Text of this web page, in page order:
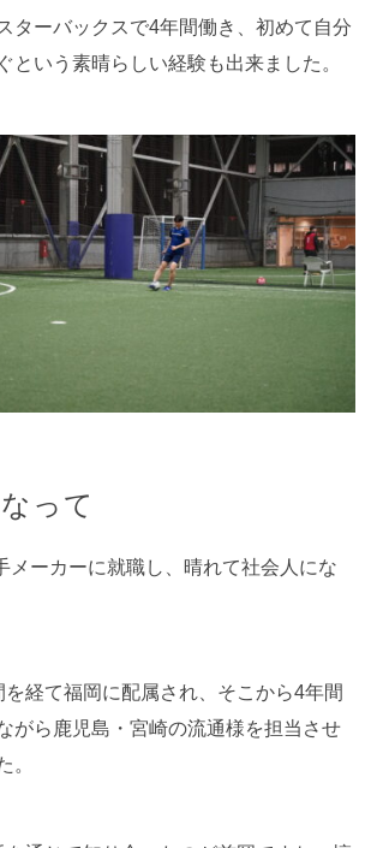
ターバックスで4年間働き、初めて自分
という素晴らしい経験も出来ました。
って
メーカーに就職し、晴れて社会人にな
経て福岡に配属され、そこから4年間
がら鹿児島・宮崎の流通様を担当させ
。